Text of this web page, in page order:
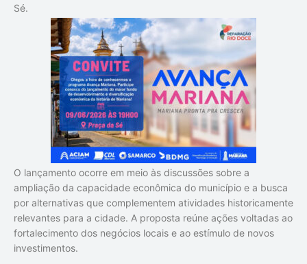
Sé.
O lançamento ocorre em meio às discussões sobre a
ampliação da capacidade econômica do município e a busca
por alternativas que complementem atividades historicamente
relevantes para a cidade. A proposta reúne ações voltadas ao
fortalecimento dos negócios locais e ao estímulo de novos
investimentos.